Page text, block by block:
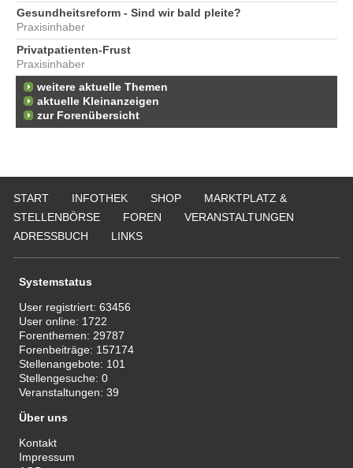
Gesundheitsreform - Sind wir bald pleite?
Praxisinhaber
Privatpatienten-Frust
Praxisinhaber
weitere aktuelle Themen
aktuelle Kleinanzeigen
zur Forenübersicht
START INFOTHEK SHOP
MARKTPLATZ &
STELLENBÖRSE
FOREN
VERANSTALTUNGEN
ADRESSBUCH
LINKS
Systemstatus
User registriert:63456
User online: 1722
Forenthemen: 29787
Forenbeiträge: 157174
Stellenangebote: 101
Stellengesuche:0
Veranstaltungen:39
Über uns
Kontakt
Impressum